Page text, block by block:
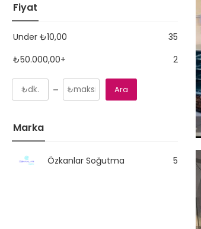
Fiyat
Under ₺10,00
35
₺50.000,00+ 2
Ara
Marka
Özkanlar Soğutma 5